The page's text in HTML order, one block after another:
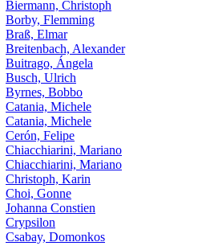
Biermann, Christoph
Borby, Flemming
Braß, Elmar
Breitenbach, Alexander
Buitrago, Ángela
Busch, Ulrich
Byrnes, Bobbo
Catania, Michele
Catania, Michele
Cerón, Felipe
Chiacchiarini, Mariano
Chiacchiarini, Mariano
Christoph, Karin
Choi, Gonne
Johanna Constien
Crypsilon
Csabay, Domonkos